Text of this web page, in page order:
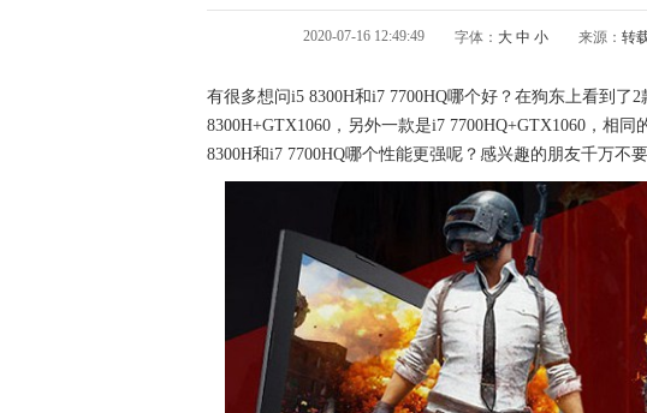
2020-07-16 12:49:49 字体： 大 中 小 来源： 转
有很多想问i5 8300H和i7 7700HQ哪个好？在狗东上看到了
8300H+GTX1060，另外一款是i7 7700HQ+GTX1060，相
8300H和i7 7700HQ哪个性能更强呢？感兴趣的朋友千万不要